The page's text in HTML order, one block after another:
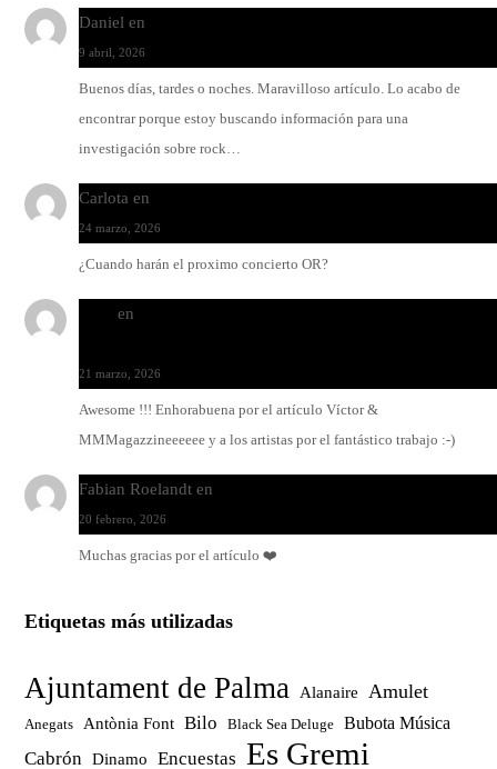
Daniel en
9 abril, 2026
Buenos días, tardes o noches. Maravilloso artículo. Lo acabo de
encontrar porque estoy buscando información para una
investigación sobre rock…
Carlota en
24 marzo, 2026
¿Cuando harán el proximo concierto OR?
en
21 marzo, 2026
Awesome !!! Enhorabuena por el artículo Víctor &
MMMagazzineeeeee y a los artistas por el fantástico trabajo :-)
Fabian Roelandt en
20 febrero, 2026
Muchas gracias por el artículo ❤️
Etiquetas más utilizadas
Ajuntament de Palma Alanaire Amulet
Anegats Antònia Font Bilo Black Sea Deluge Bubota Música
Cabrón Dinamo Encuestas Es Gremi